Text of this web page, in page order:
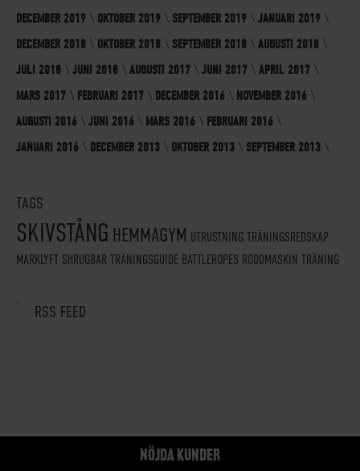
DECEMBER 2019
OKTOBER 2019 SEPTEMBER 2019
JANUARI 2019
DECEMBER 2018
OKTOBER 2018 SEPTEMBER 2018
AUGUSTI 2018
JULI 2018
JUNI 2018 AUGUSTI 2017 JUNI 2017
APRIL 2017
MARS 2017
FEBRUARI 2017 DECEMBER 2016
NOVEMBER 2016
AUGUSTI 2016
JUNI 2016 MARS 2016
FEBRUARI 2016
JANUARI 2016
DECEMBER 2013 OKTOBER 2013 SEPTEMBER 2013
TAGS
SKIVSTÅNG HEMMAGYM UTRUSTNING
TRÄNINGSREDSKAP
MARKLYFT
SHRUGBAR TRÄNINGSGUIDE BATTLEROPES RODDMASKIN TRÄNING
RSS FEED
NÖJDA KUNDER